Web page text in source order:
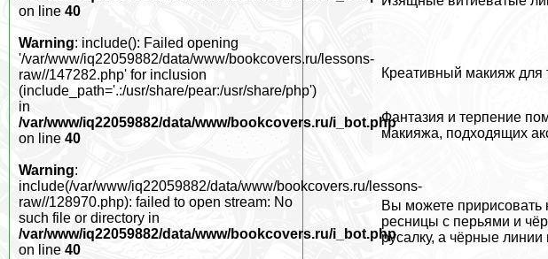
Креативный макияж для
Фантазия и терпение
макияжа, подходящих
Вы можете пририсовать
ресницы с перьями и
русалку, а чёрные
on line 40
Warning: include(): Failed opening
'/var/www/iq22059882/data/www/bookcovers.ru/lessons-
raw//147282.php' for inclusion
(include_path='.:/usr/share/pear:/usr/share/php')
in
/var/www/iq22059882/data/www/bookcovers.ru/i_bot.php
on line 40
Warning:
include(/var/www/iq22059882/data/www/bookcovers.ru/lessons-
raw//128970.php): failed to open stream: No
such file or directory in
/var/www/iq22059882/data/www/bookcovers.ru/i_bot.php
on line 40